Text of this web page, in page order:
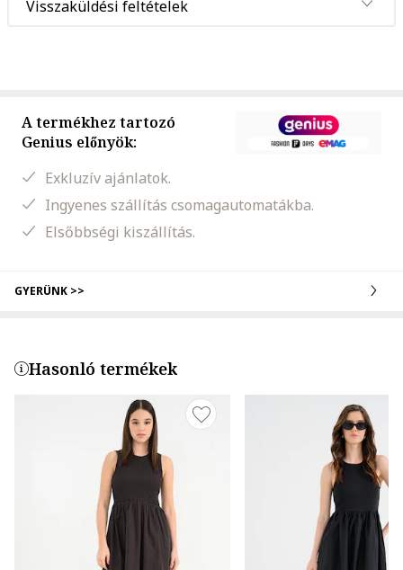
Visszaküldési feltételek
A termékhez tartozó
Genius előnyök:
Exkluzív ajánlatok.
Ingyenes szállítás csomagautomatákba.
Elsőbbségi kiszállítás.
GYERÜNK >>
Hasonló termékek